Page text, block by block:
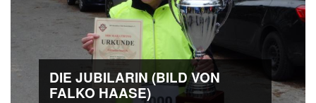
DIE JUBILARIN (BILD VON
FALKO HAASE)